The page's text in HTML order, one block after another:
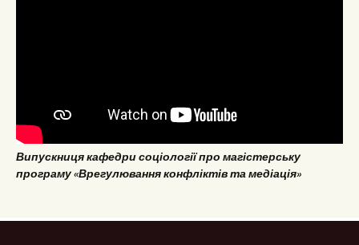
Випускниця кафедри соціології про магістерську
програму «Врегулювання конфліктів та медіація»